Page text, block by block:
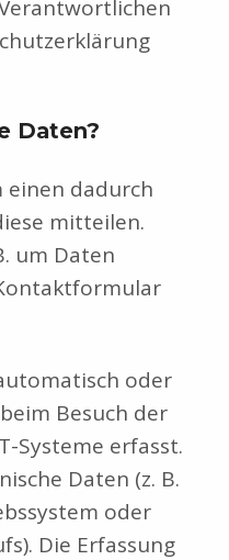
Daten?
einen dadurch
mitteilen.
um Daten
oder
Besuch der
Systeme erfasst.
Daten (z. B.
oder
Die Erfassung